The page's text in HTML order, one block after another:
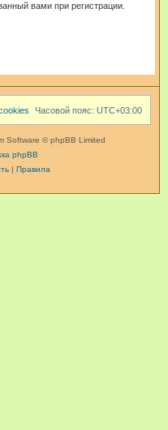
вами при регистрации.
Часовой пояс: UTC+03:00
Software © phpBB Limited
phpBB
| Правила